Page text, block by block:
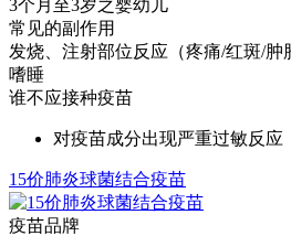
3个月至3岁之婴幼儿
常见的副作用
发烧、注射部位反应（疼痛/红斑/肿
嗜睡
谁不应接种疫苗
对疫苗成分出现严重过敏反应
15价肺炎球菌结合疫苗
疫苗品牌